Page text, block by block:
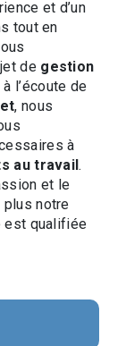
et d’un
tout en
de gestion
l’écoute de
, nous
à
au travail.
et le
plus notre
est qualifiée